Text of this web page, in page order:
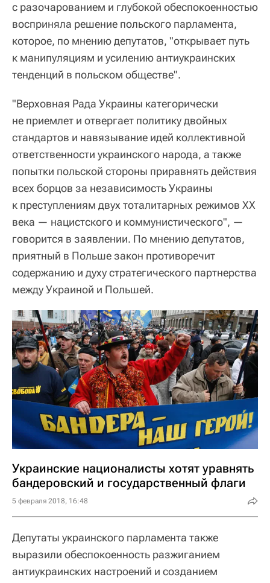
с разочарованием и глубокой обеспокоенностью
восприняла решение польского парламента,
которое, по мнению депутатов, "открывает путь
к манипуляциям и усилению антиукраинских
тенденций в польском обществе".
"Верховная Рада Украины категорически
не приемлет и отвергает политику двойных
стандартов и навязывание идей коллективной
ответственности украинского народа, а также
попытки польской стороны приравнять действия
всех борцов за независимость Украины
к преступлениям двух тоталитарных режимов ХХ
века — нацистского и коммунистического", —
говорится в заявлении. По мнению депутатов,
приятный в Польше закон противоречит
содержанию и духу стратегического партнерства
между Украиной и Польшей.
Украинские националисты хотят уравнять
бандеровский и государственный флаги
5 февраля 2018, 16:48
Депутаты украинского парламента также
выразили обеспокоенность разжиганием
антиукраинских настроений и созданием